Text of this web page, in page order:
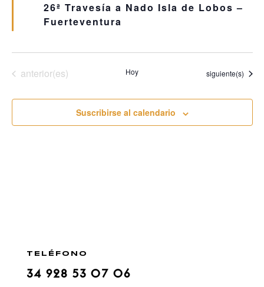
26ª Travesía a Nado Isla de Lobos –
Fuerteventura
Eventos
anterior(es) Hoy Eventos
siguiente(s)
Suscribirse al calendario
TELÉFONO
34 928 53 07 06